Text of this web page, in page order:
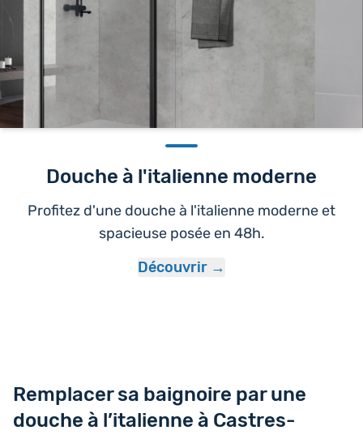
Douche à l'italienne moderne
Profitez d'une douche à l'italienne moderne et
spacieuse posée en 48h.
Découvrir
Remplacer sa baignoire par une
douche à l’italienne à Castres-